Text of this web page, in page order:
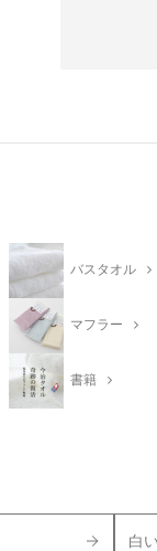
バスタオル
マフラー
書籍
白